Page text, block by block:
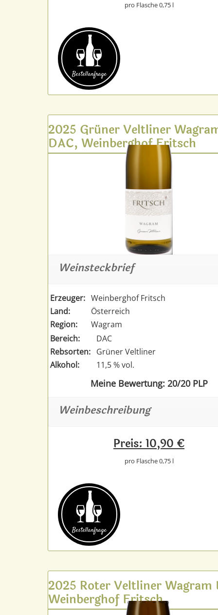
pro Flasche 0,75 l
Bestell­anfrage
2025 Grüner Veltliner
DAC, Weinberghof Fritsch
Weinsteckbrief
Erzeuger: Weinberghof Fritsch
Land:
Österreich
Region:
Wagram
Bereich:
DAC
Rebsorten: Grüner Veltliner
Alkohol:
11,5 % vol.
Meine Bewertung: 20/20 PLP
Weinbeschreibung
Preis: 10,90 €
pro Flasche 0,75 l
Bestell­anfrage
2025 Roter Veltliner Wagram
Weinberghof Fritsch